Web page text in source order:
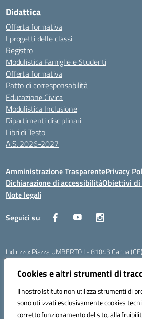
Cookies e altri strumenti di
Il nostro Istituto non utilizza strumenti di
sono utilizzati esclusivamente cookies
corretto funzionamento del sito, alla
Didattica
Offerta formativa
I progetti delle classi
Registro
Modulistica Famiglie e Studenti
Offerta formativa
Patto di corresponsabilità
Educazione Civica
Modulistica Inclusione
Dipartimenti disciplinari
Libri di Testo
A.S. 2026-2027
Amministrazione TrasparentePrivacy
Dichiarazione di accessibilitàObiettivi di
Note legali
Seguici su:
Indirizzo: Piazza UMBERTO I - 81043 Capua (CE)
Centralino:
Posta elettronica certificata (PEC):
Codice fiscale: 93034560610
Codice meccanografico:CEPM03000D
Codice Indice delle Pubbliche Amministrazioni